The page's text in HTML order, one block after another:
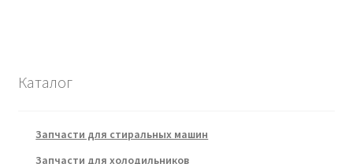
Каталог
Запчасти для стиральных машин
Запчасти для холодильников